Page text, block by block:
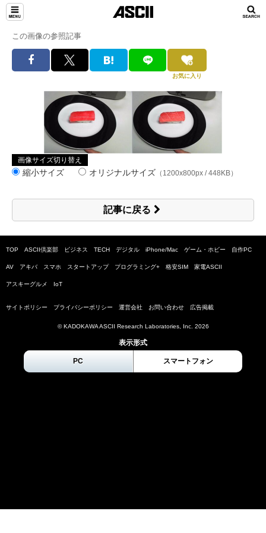
この画像の参照記事
お気に入り
画像サイズ切り替え
縮小サイズ オリジナルサイズ （1200x800px / 448KB）
記事に戻る
TOP ASCII倶楽部 ビジネス TECH デジタル iPhone/Mac ゲーム・ホビー 自作PC
AV アキバ スマホ スタートアップ プログラミング+ 格安SIM 家電ASCII
アスキーグルメ IoT
サイトポリシー プライバシーポリシー 運営会社 お問い合わせ 広告掲載
© KADOKAWA ASCII Research Laboratories, Inc. 2026
表示形式
PC スマートフォン